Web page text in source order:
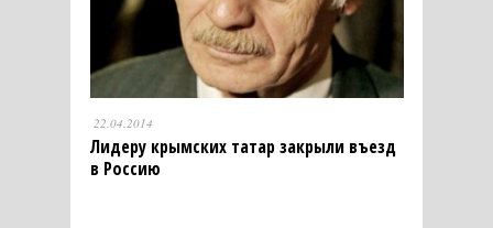
22.04.2014
Лидеру крымских татар закрыли въезд
в Россию